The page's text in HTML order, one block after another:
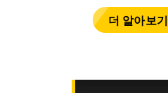
더 알아보기